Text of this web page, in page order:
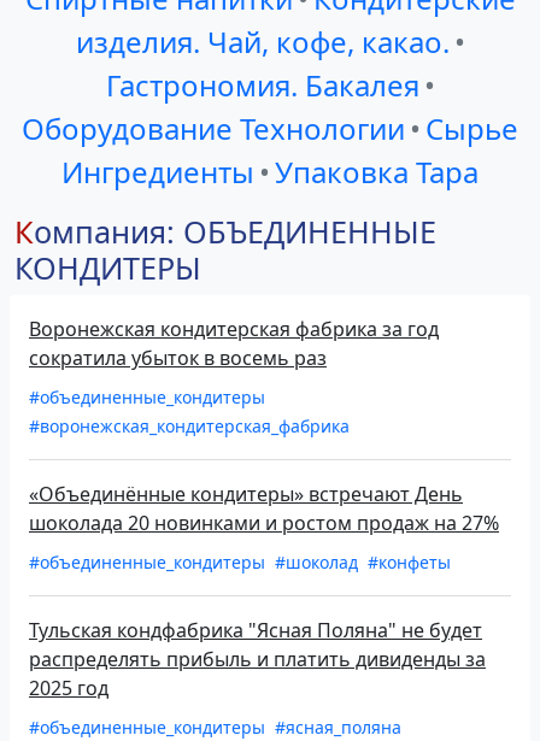
изделия. Чай, кофе, какао. •
Гастрономия. Бакалея •
Оборудование Технологии • Сырье
Ингредиенты •Упаковка Тара
Компания: ОБЪЕДИНЕННЫЕ
КОНДИТЕРЫ
Воронежская кондитерская фабрика за год
сократила убыток в восемь раз
#объединенные_кондитеры
#воронежская_кондитерская_фабрика
«Объединённые кондитеры» встречают День
шоколада 20 новинками и ростом продаж на 27%
#объединенные_кондитеры #шоколад #конфеты
Тульская кондфабрика "Ясная Поляна" не будет
распределять прибыль и платить дивиденды за
2025 год
#объединенные_кондитеры #ясная_поляна